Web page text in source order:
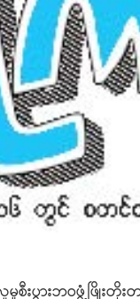
မှုစီးပွားဘဝဖွံ့ဖြို